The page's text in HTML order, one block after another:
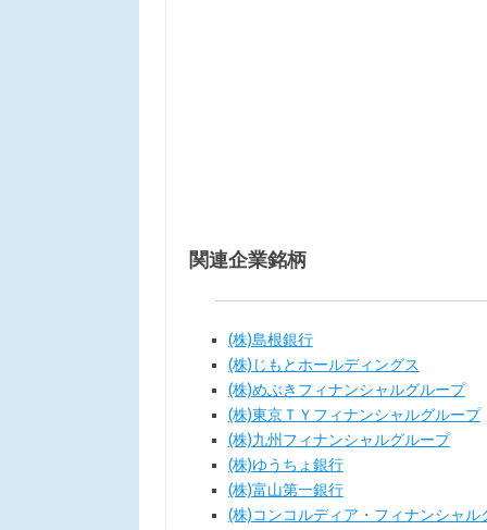
関連企業銘柄
(株)島根銀行
(株)じもとホールディングス
(株)めぶきフィナンシャルグループ
(株)東京ＴＹフィナンシャルグループ
(株)九州フィナンシャルグループ
(株)ゆうちょ銀行
(株)富山第一銀行
(株)コンコルディア・フィナンシャル